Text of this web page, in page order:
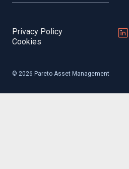
Privacy Policy
Cookies
© 2026 Pareto Asset Management